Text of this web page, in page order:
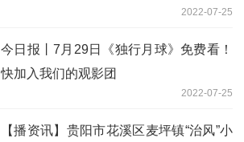
2022-07-25
今日报丨7月29日《独行月球》免费看！
快加入我们的观影团
2022-07-25
【播资讯】贵阳市花溪区麦坪镇“治风”小